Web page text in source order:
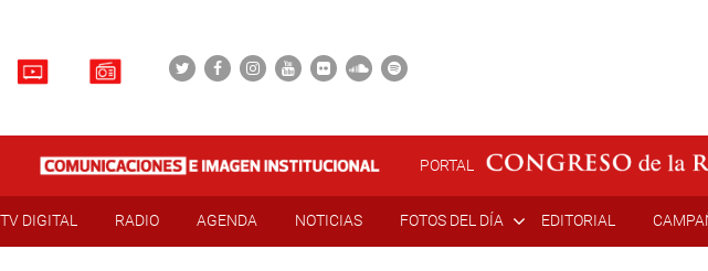
PORTAL
TV DIGITAL RADIO AGENDA NOTICIAS FOTOS DEL DÍA EDITORIAL